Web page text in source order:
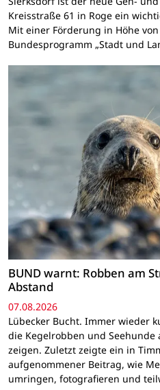
Kreisstraße 61 in Roge ein
Mit einer Förderung in Höhe
Bundesprogramm „Stadt und
BUND warnt: Robben am
Abstand
07.08.2026
Lübecker Bucht. Immer wieder
die Kegelrobben und Seehunde
zeigen. Zuletzt zeigte ein in
aufgenommener Beitrag, wie
umringen, fotografieren und